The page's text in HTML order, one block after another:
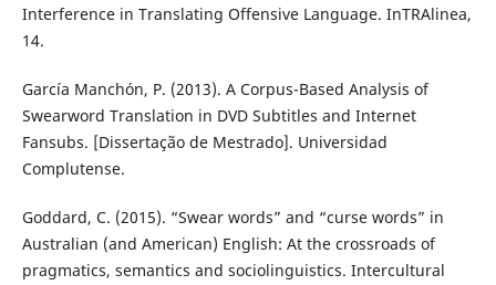
Interference in Translating Offensive Language. InTRAlinea,
14.
García Manchón, P. (2013). A Corpus-Based Analysis of
Swearword Translation in DVD Subtitles and Internet
Fansubs. [Dissertação de Mestrado]. Universidad
Complutense.
Goddard, C. (2015). “Swear words” and “curse words” in
Australian (and American) English: At the crossroads of
pragmatics, semantics and sociolinguistics. Intercultural